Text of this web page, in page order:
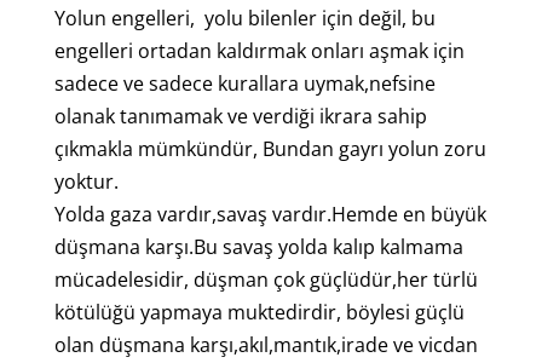
Yolun engelleri, yolu bilenler için değil, bu
engelleri ortadan kaldırmak onları aşmak için
sadece ve sadece kurallara uymak,nefsine
olanak tanımamak ve verdiği ikrara sahip
çıkmakla mümkündür, Bundan gayrı yolun zoru
yoktur.
Yolda gaza vardır,savaş vardır.Hemde en büyük
düşmana karşı.Bu savaş yolda kalıp kalmama
mücadelesidir, düşman çok güçlüdür,her türlü
kötülüğü yapmaya muktedirdir, böylesi güçlü
olan düşmana karşı,akıl,mantık,irade ve vicdan